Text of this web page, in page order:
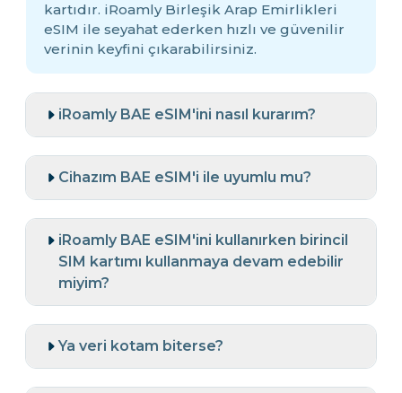
kartıdır. iRoamly Birleşik Arap Emirlikleri
eSIM ile seyahat ederken hızlı ve güvenilir
verinin keyfini çıkarabilirsiniz.
iRoamly BAE eSIM'ini nasıl kurarım?
Cihazım BAE eSIM'i ile uyumlu mu?
iRoamly BAE eSIM'ini kullanırken birincil
SIM kartımı kullanmaya devam edebilir
miyim?
Ya veri kotam biterse?